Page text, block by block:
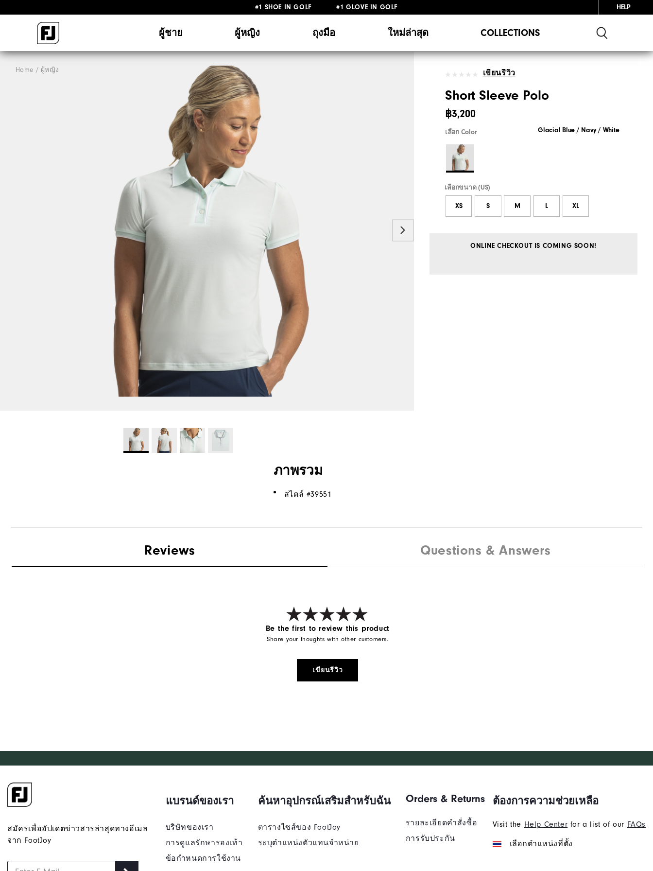
#1 SHOE IN GOLF #1 GLOVE IN GOLF HELP
ผู้ชาย ผู้หญิง ถุงมือ ใหม่ล่าสุด COLLECTIONS
Home ผู้หญิง เขียนรีวิว
Short Sleeve Polo
฿3,200
เลือก Color Glacial Blue / Navy / White
เลือกขนาด (US)
XS S M L XL
ONLINE CHECKOUT IS COMING SOON!
ภาพรวม
สไตล์ #39551
Reviews Questions & Answers
Be the first to review this product
Share your thoughts with other customers.
เขียนรีวิว
สมัครเพื่ออัปเดตข่าวสารล่าสุดทางอีเมล
จาก FootJoy
แบรนด์ของเรา
บริษัทของเรา
การดูแลรักษารองเท้า
ข้อกำหนดการใช้งาน
ค้นหาอุปกรณ์เสริมสำหรับฉัน
ตารางไซส์ของ FootJoy
ระบุตําแหน่งตัวแทนจําหน่าย
Orders & Returns
รายละเอียดคำสั่งซื้อ
การรับประกัน
ต้องการความช่วยเหลือ
Visit the Help Center for a list of our FAQs
เลือกตำแหน่งที่ตั้ง